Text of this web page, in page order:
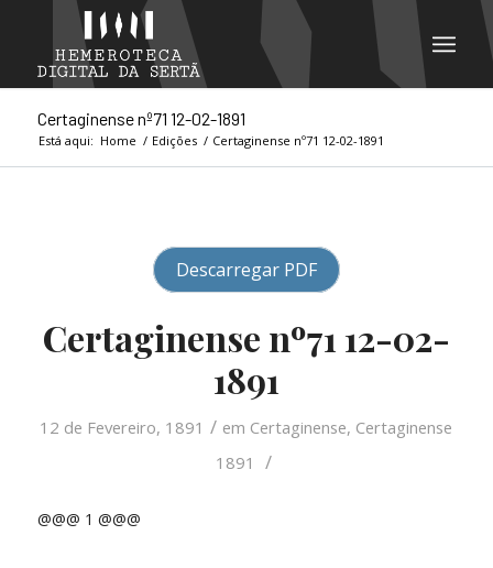
Certaginense nº71 12-02-1891
Está aqui: Home / Edições / Certaginense nº71 12-02-1891
Descarregar PDF
Certaginense nº71 12-02-
1891
12 de Fevereiro, 1891 / em Certaginense, Certaginense
1891
/
@@@ 1 @@@